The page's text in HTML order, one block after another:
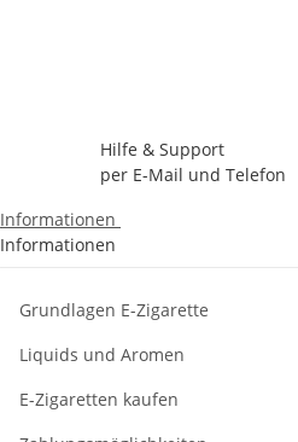
Hilfe & Support
per E-Mail und Telefon
Informationen
Informationen
Grundlagen E-Zigarette
Liquids und Aromen
E-Zigaretten kaufen